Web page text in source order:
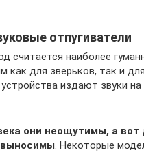
отпугиватели
считается наиболее
как для зверьков, так и
издают звуки на
они неощутимы, а вот
. Некоторые